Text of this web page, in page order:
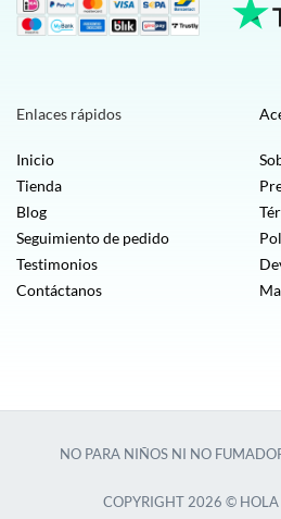
Enlaces rápidos
Inicio
Tienda
Blog
Seguimiento de pedido
Testimonios
Contáctanos
NO PARA NIÑOS NI NO
COPYRIGHT 2026 © HOLA